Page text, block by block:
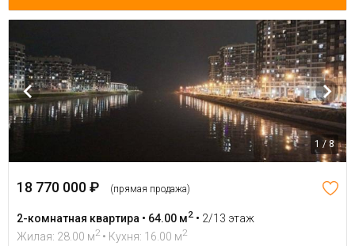
1 / 8
18 770 000 ₽ (прямая продажа)
2-комнатная квартира • 64.00 м2 • 2/13 этаж
Жилая: 28.00 м2 • Кухня: 16.00 м2